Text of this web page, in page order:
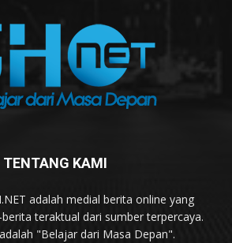
TENTANG KAMI
adalah medial berita online yang
teraktual dari sumber terpercaya.
"Belajar dari Masa Depan".